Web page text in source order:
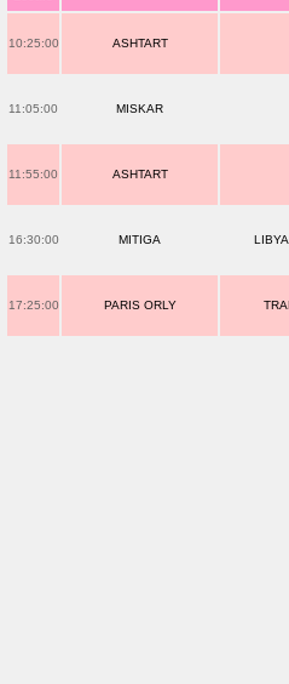
10:25:00 ASHTART
11:05:00 MISKAR
11:55:00 ASHTART
16:30:00 MITIGA
17:25:00 PARIS ORLY